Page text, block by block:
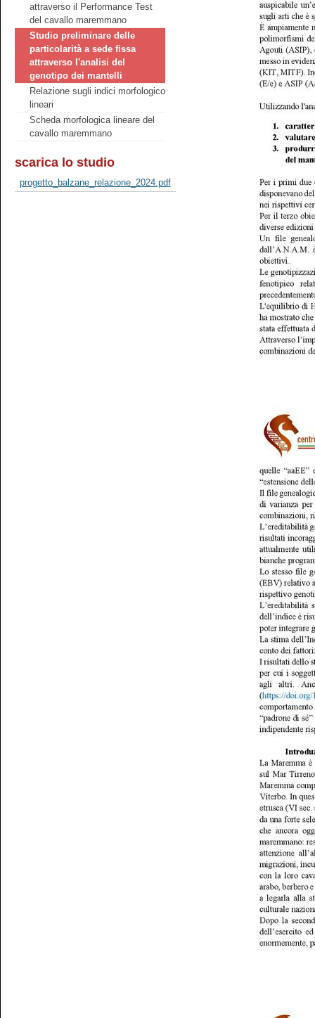
attraverso il Performance Test
del cavallo maremmano
Studio preliminare delle
particolarità a sede fissa
attraverso l'analisi del
genotipo dei mantelli
Relazione sugli indici morfologico
lineari
Scheda morfologica lineare del
cavallo maremmano
scarica lo studio
progetto_balzane_relazione_2024.pdf